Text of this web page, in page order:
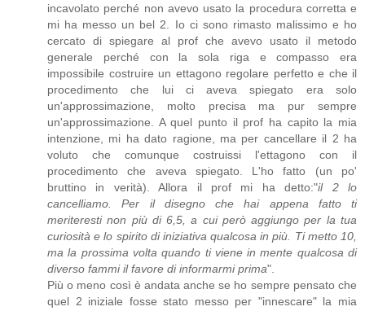
incavolato perché non avevo usato la procedura corretta e
mi ha messo un bel 2. Io ci sono rimasto malissimo e ho
cercato di spiegare al prof che avevo usato il metodo
generale perché con la sola riga e compasso era
impossibile costruire un ettagono regolare perfetto e che il
procedimento che lui ci aveva spiegato era solo
un'approssimazione, molto precisa ma pur sempre
un'approssimazione. A quel punto il prof ha capito la mia
intenzione, mi ha dato ragione, ma per cancellare il 2 ha
voluto che comunque costruissi l'ettagono con il
procedimento che aveva spiegato. L'ho fatto (un po'
bruttino in verità). Allora il prof mi ha detto:"il 2 lo
cancelliamo. Per il disegno che hai appena fatto ti
meriteresti non più di 6,5, a cui però aggiungo per la tua
curiosità e lo spirito di iniziativa qualcosa in più. Ti metto 10,
ma la prossima volta quando ti viene in mente qualcosa di
diverso fammi il favore di informarmi prima".
Più o meno così è andata anche se ho sempre pensato che
quel 2 iniziale fosse stato messo per "innescare" la mia